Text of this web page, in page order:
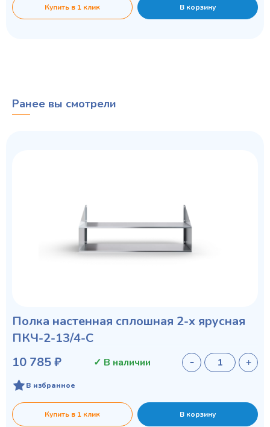
Купить в 1 клик В корзину
Ранее вы смотрели
Полка настенная сплошная 2-х ярусная
ПКЧ-2-13/4-С
10 785 ₽
✓ В наличии
В избранное
Купить в 1 клик В корзину